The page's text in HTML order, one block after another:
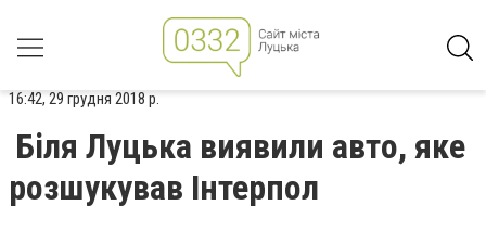
16:42, 29 грудня 2018 р.
Біля Луцька виявили авто, яке
розшукував Інтерпол